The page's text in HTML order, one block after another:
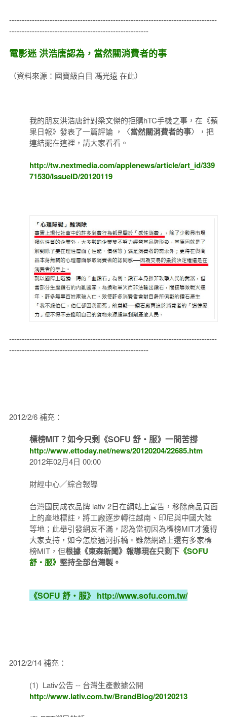
----------------------------------------------------------------------------------
-------------------------------------------------------
電影迷 洪浩唐認為，當然關消費者的事
（資料來源：國寶級白目 馮光遠 在此）
我的朋友洪浩唐針對梁文傑的拒購hTC手機之事，在《蘋
果日報》發表了一篇評論 ，〈當然關消費者的事〉，把
連結擺在這裡，請大家看看。
http://tw.nextmedia.com/applenews/article/art_id/339
71530/IssueID/20120119
----------------------------------------------------------------------------------
-------------------------------------------------------
2012/2/6 補充：
標榜MIT？如今只剩《SOFU 舒‧服》一間苦撐
http://www.ettoday.net/news/20120204/22685.htm
2012年02月4日 00:00
財經中心／綜合報導
台灣國民成衣品牌 lativ 2日在網站上宣告，移除商品頁面
上的產地標註，將工廠逐步轉往越南、印尼與中國大陸
等地；此舉引發網友不滿，認為當初因為標榜MIT才獲得
大家支持，如今怎麼過河拆橋。雖然網路上還有多家標
榜MIT，但根據《東森新聞》報導現在只剩下《SOFU
舒‧服》 堅持全部台灣製。
《SOFU 舒‧服》 http://www.sofu.com.tw/
2012/2/14 補充：
(1) Lativ公告 -- 台灣生產數據公開
http://www.lativ.com.tw/BrandBlog/20120213